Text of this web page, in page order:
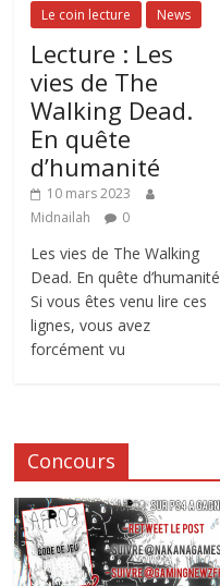
Le coin lecture News
Lecture : Les
vies de The
Walking Dead.
En quête
d’humanité
10 mars 2023
Midnailah
0
Les vies de The Walking
Dead. En quête d’humanité
Si vous êtes venu lire ces
lignes, vous avez
forcément vu
Concours